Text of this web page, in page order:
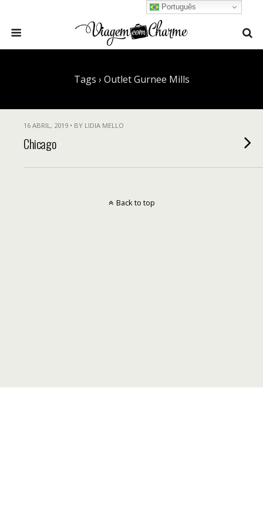
Tags › Outlet Gurnee Mills
16 ABRIL, 2019 • BY LIDIA MELLO
Chicago
Português
Back to top